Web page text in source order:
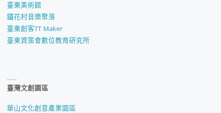
發
臺東美術館
鐵花村音樂聚落
臺東創客TT Maker
臺東資策會數位教育研究所
臺灣文創園區
華山文化創意產業園區